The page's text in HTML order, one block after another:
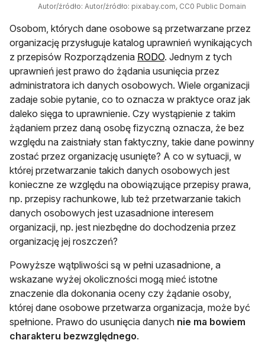
Autor/źródło: Autor/źródło: pixabay.com, CC0 Public Domain
Osobom, których dane osobowe są przetwarzane przez
organizację przysługuje katalog uprawnień wynikających
z przepisów Rozporządzenia RODO. Jednym z tych
uprawnień jest prawo do żądania usunięcia przez
administratora ich danych osobowych. Wiele organizacji
zadaje sobie pytanie, co to oznacza w praktyce oraz jak
daleko sięga to uprawnienie. Czy wystąpienie z takim
żądaniem przez daną osobę fizyczną oznacza, że bez
względu na zaistniały stan faktyczny, takie dane powinny
zostać przez organizację usunięte? A co w sytuacji, w
której przetwarzanie takich danych osobowych jest
konieczne ze względu na obowiązujące przepisy prawa,
np. przepisy rachunkowe, lub też przetwarzanie takich
danych osobowych jest uzasadnione interesem
organizacji, np. jest niezbędne do dochodzenia przez
organizację jej roszczeń?
Powyższe wątpliwości są w pełni uzasadnione, a
wskazane wyżej okoliczności mogą mieć istotne
znaczenie dla dokonania oceny czy żądanie osoby,
której dane osobowe przetwarza organizacja, może być
spełnione. Prawo do usunięcia danych nie ma bowiem
charakteru bezwzględnego.